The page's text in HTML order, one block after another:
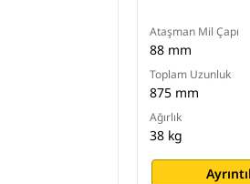
Ataşman Mil Çapı
88 mm
Toplam Uzunluk
875 mm
Ağırlık
38 kg